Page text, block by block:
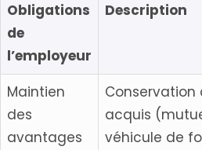
Obligations
de
l’employeur
Description
Maintien
des
avantages
acquis
véhicule de